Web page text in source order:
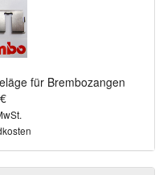
für Brembozangen